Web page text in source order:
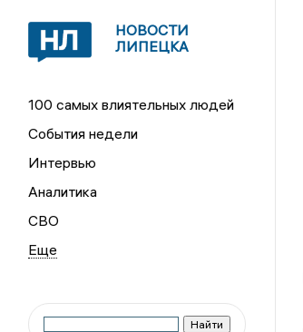
НОВОСТИ
ЛИПЕЦКА
100 самых влиятельных людей
События недели
Интервью
Аналитика
СВО